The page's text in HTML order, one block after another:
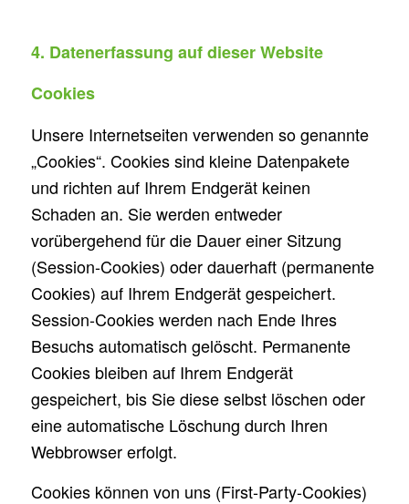
4. Datenerfassung auf dieser Website
Cookies
Unsere Internetseiten verwenden so genannte
„Cookies“. Cookies sind kleine Datenpakete
und richten auf Ihrem Endgerät keinen
Schaden an. Sie werden entweder
vorübergehend für die Dauer einer Sitzung
(Session-Cookies) oder dauerhaft (permanente
Cookies) auf Ihrem Endgerät gespeichert.
Session-Cookies werden nach Ende Ihres
Besuchs automatisch gelöscht. Permanente
Cookies bleiben auf Ihrem Endgerät
gespeichert, bis Sie diese selbst löschen oder
eine automatische Löschung durch Ihren
Webbrowser erfolgt.
Cookies können von uns (First-Party-Cookies)